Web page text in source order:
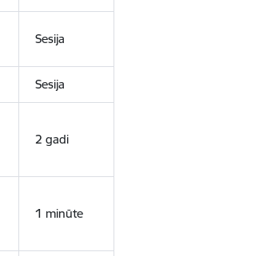
Sesija
Sesija
2 gadi
1 minūte